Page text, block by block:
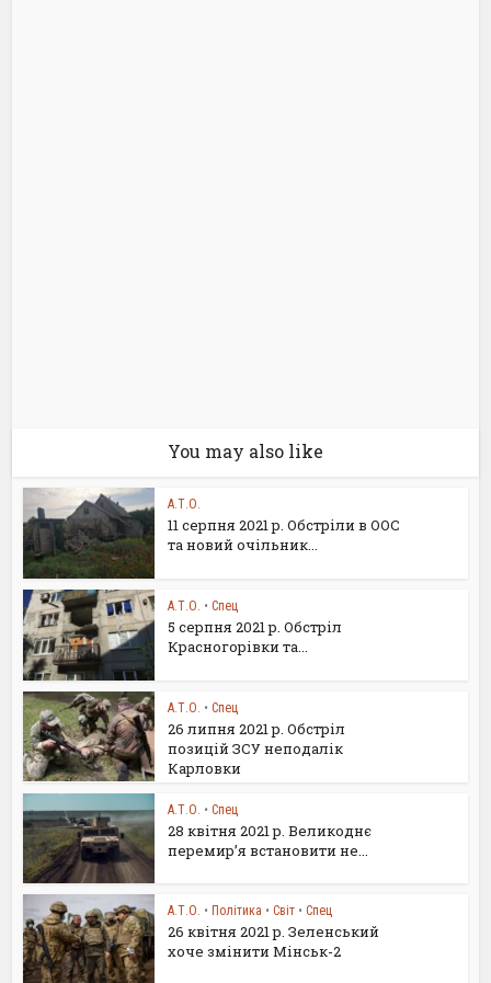
You may also like
А.Т.О.
11 серпня 2021 р. Обстріли в ООС
та новий очільник...
А.Т.О. • Спец
5 серпня 2021 р. Обстріл
Красногорівки та...
А.Т.О. • Спец
26 липня 2021 р. Обстріл
позицій ЗСУ неподалік
Карловки
А.Т.О. • Спец
28 квітня 2021 р. Великоднє
перемир’я встановити не...
А.Т.О. • Політика • Світ • Спец
26 квітня 2021 р. Зеленський
хоче змінити Мінськ-2